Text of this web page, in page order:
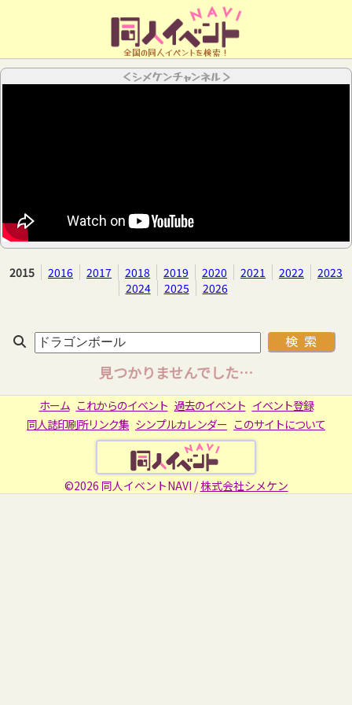
全国の同人イベントを検索！
＜シメケンチャンネル＞
2015 2016 2017 2018 2019 2020 2021 2022
2023
2024
2025 2026
見つかりませんでした…
ホーム これからのイベント 過去のイベント イベント登録
同人誌印刷所リンク集 シンプルカレンダー このサイトについて
©2026 同人イベントNAVI /株式会社シメケン